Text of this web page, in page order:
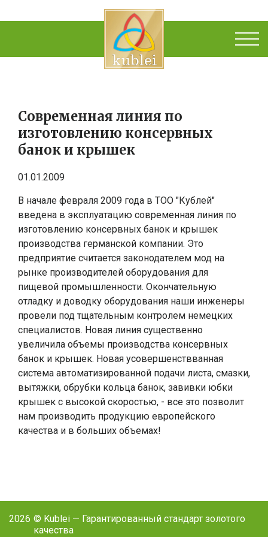
Современная линия по
изготовлению консервных
банок и крышек
01.01.2009
В начале февраля 2009 года в ТОО "Кублей"
введена в эксплуатацию современная линия по
изготовлению консервных банок и крышек
производства германской компании. Это
предприятие считается законодателем мод на
рынке производителей оборудования для
пищевой промышленности. Окончательную
отладку и доводку оборудования наши инженеры
провели под тщательным контролем немецких
специалистов. Новая линия существенно
увеличила объемы производства консервных
банок и крышек. Новая усовершенствванная
система автоматизированной подачи листа, смазки,
вытяжки, обрубки кольца банок, завивки юбки
крышек с высокой скоростью, - все это позволит
нам производить продукцию европейского
качества и в больших объемах!
2026 © Kublei — Гарантированный стандарт золотого
качества